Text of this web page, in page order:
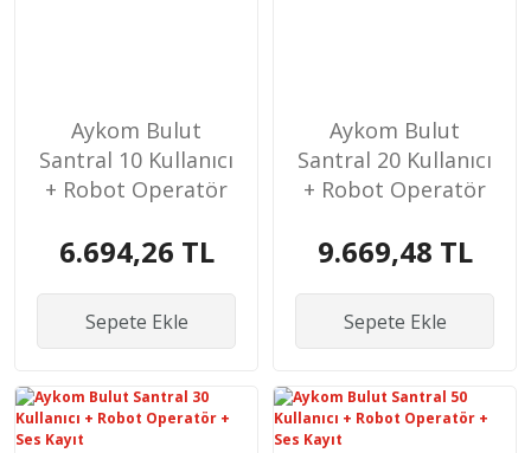
Aykom Bulut
Santral 10 Kullanıcı
+ Robot Operatör
6.694,26 TL
Sepete Ekle
Aykom Bulut
Santral 20 Kullanıcı
+ Robot Operatör
9.669,48 TL
Sepete Ekle